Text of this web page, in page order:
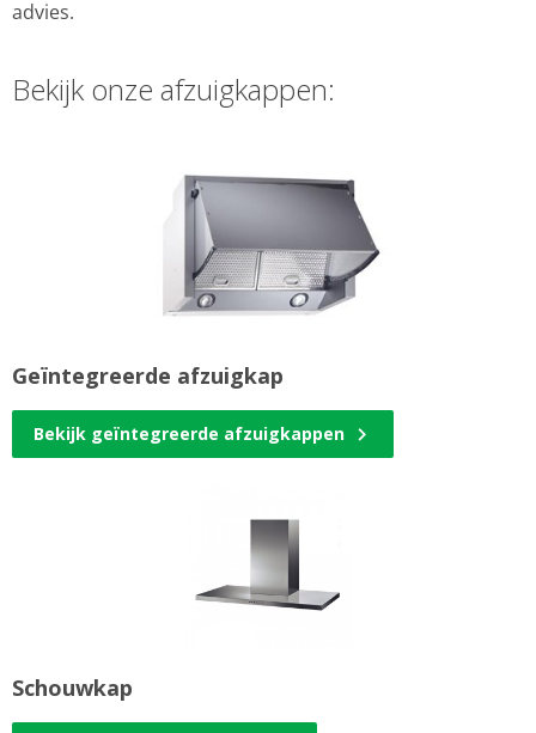
advies.
Bekijk onze afzuigkappen:
Geïntegreerde afzuigkap
Bekijk geïntegreerde afzuigkappen
Schouwkap